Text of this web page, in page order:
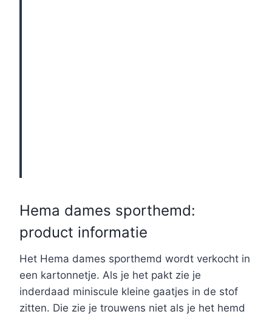
Hema dames sporthemd:
product informatie
Het Hema dames sporthemd wordt verkocht in
een kartonnetje. Als je het pakt zie je
inderdaad miniscule kleine gaatjes in de stof
zitten. Die zie je trouwens niet als je het hemd